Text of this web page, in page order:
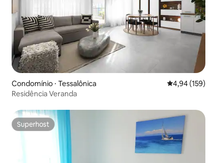
Condomínio ⋅ Tessalônica 4,94 de uma
4,94 (159)
Residência Veranda
Superhost
Superhost